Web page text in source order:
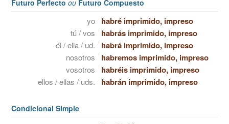
Futuro Perfecto ou Futuro Compuesto
yo habré imprimido, impreso
tú / vos habrás imprimido, impreso
él / ella / ud. habrá imprimido, impreso
nosotros habremos imprimido, impreso
vosotros habréis imprimido, impreso
ellos / ellas / uds. habrán imprimido, impreso
Condicional Simple